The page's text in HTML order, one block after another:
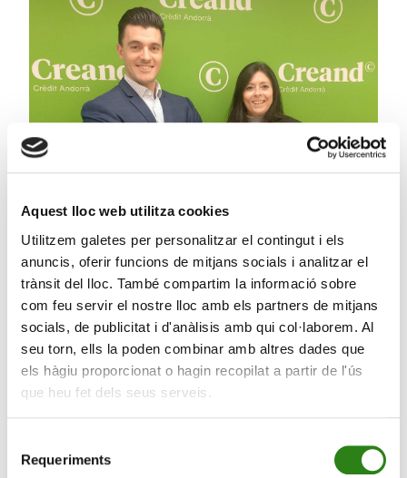
Aquest lloc web utilitza cookies
Utilitzem galetes per personalitzar el contingut i els
anuncis, oferir funcions de mitjans socials i analitzar el
trànsit del lloc. També compartim la informació sobre
com feu servir el nostre lloc amb els partners de mitjans
socials, de publicitat i d'anàlisis amb qui col·laborem. Al
seu torn, ells la poden combinar amb altres dades que
els hàgiu proporcionat o hagin recopilat a partir de l'ús
que heu fet dels seus serveis.
Requeriments
02 Nov. 2023 1 min
Creand Crèdit Andorrà obre el segon cicle
d’Educació Financera amb una conferència sobre
els fons d’inversió